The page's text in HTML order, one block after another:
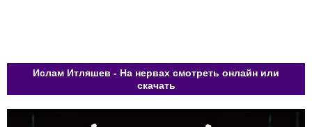
Ислам Итляшев - На нервах смотреть онлайн или
скачать